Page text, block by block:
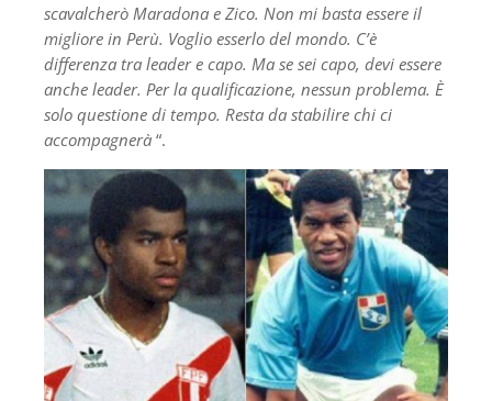
scavalcherò Maradona e Zico. Non mi basta essere il
migliore in Perù. Voglio esserlo del mondo. C’è
differenza tra leader e capo. Ma se sei capo, devi essere
anche leader. Per la qualificazione, nessun problema. È
solo questione di tempo. Resta da stabilire chi ci
accompagnerà “.